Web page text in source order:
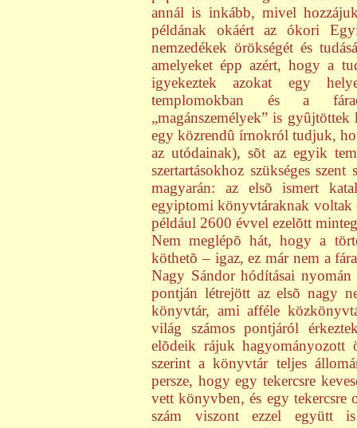
annál is inkább, mivel
példának okáért az ókori
nemzedékek örökségét és
amelyeket épp azért, hogy a
igyekeztek azokat egy
templomokban és a
„magánszemélyek” is
egy közrendû írnokról tudjuk,
az utódainak), sõt az egyik
szertartásokhoz szükséges
magyarán: az elsõ ismert
egyiptomi könyvtáraknak voltak
például 2600 évvel ezelõtt
Nem meglépõ hát, hogy a
köthetõ – igaz, ez már nem a
Nagy Sándor hódításai
pontján létrejött az elsõ nagy
könyvtár, ami afféle
világ számos pontjáról
elõdeik rájuk hagyományozott
szerint a könyvtár teljes
persze, hogy egy tekercsre
vett könyvben, és egy
szám viszont ezzel együtt